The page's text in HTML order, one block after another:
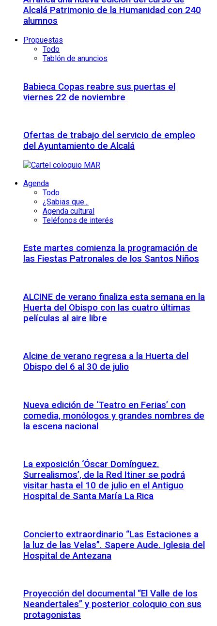
Alcalá Patrimonio de la Humanidad con 240
alumnos
Propuestas
Todo
Tablón de anuncios
Babieca Copas reabre sus puertas el
viernes 22 de noviembre
Ofertas de trabajo del servicio de empleo
del Ayuntamiento de Alcalá
Agenda
Todo
¿Sabias que...
Agenda cultural
Teléfonos de interés
Este martes comienza la programación de
las Fiestas Patronales de los Santos Niños
ALCINE de verano finaliza esta semana en la
Huerta del Obispo con las cuatro últimas
películas al aire libre
Alcine de verano regresa a la Huerta del
Obispo del 6 al 30 de julio
Nueva edición de ‘Teatro en Ferias’ con
comedia, monólogos y grandes nombres de
la escena nacional
La exposición ‘Óscar Domínguez.
Surrealismos’, de la Red Itiner se podrá
visitar hasta el 10 de julio en el Antiguo
Hospital de Santa María La Rica
Concierto extraordinario “Las Estaciones a
la luz de las Velas”. Sapere Aude. Iglesia del
Hospital de Antezana
Proyección del documental “El Valle de los
Neandertales” y posterior coloquio con sus
protagonistas